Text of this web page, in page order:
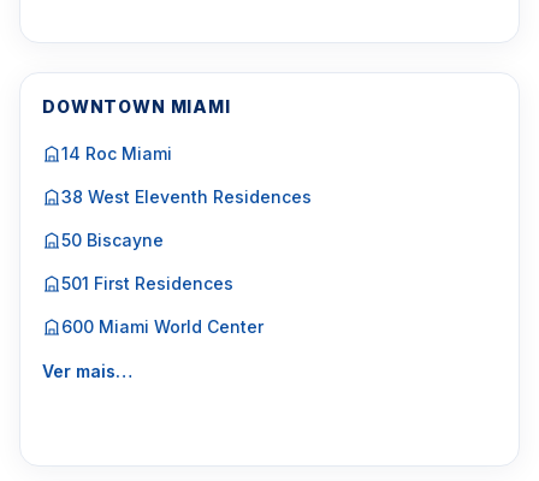
DOWNTOWN MIAMI
14 Roc Miami
38 West Eleventh Residences
50 Biscayne
501 First Residences
600 Miami World Center
Ver mais…